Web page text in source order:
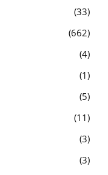
33
662
4
1
5
11
3
3